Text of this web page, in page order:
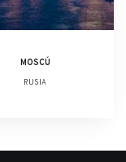
MOSCÚ
RUSIA